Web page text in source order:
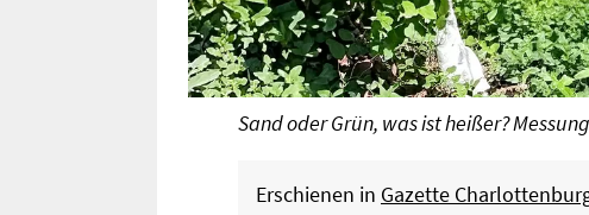
Sand oder Grün, was ist heißer?
Erschienen in Gazette